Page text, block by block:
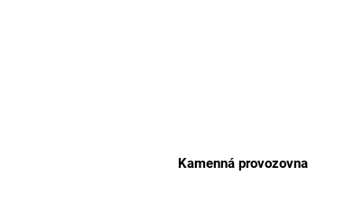
Kamenná provozovna